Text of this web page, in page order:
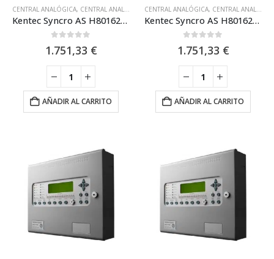
CENTRAL ANALÓGICA, CENTRAL ANALÓGICA 2 LAZOS ,HOCHIKI,KENTEC,
Kentec Syncro AS H80162M2 A – Central Analógica de 2 Lazos – Hochiki
1.751,33 €
AÑADIR AL CARRITO
CENTRAL ANALÓGICA, CENTRAL ANALÓGICA 2 LAZOS
Kentec Syncro AS H80162M2 Central Analógica de 2 Lazos Hochiki
1.751,33 €
AÑADIR AL CARRITO